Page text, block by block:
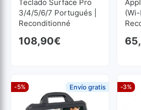
Teclado Surface Pro
3/4/5/6/7 Portugués |
Reconditionné
108,90€
(Wi-
GB
-5% Envío gratis -3%